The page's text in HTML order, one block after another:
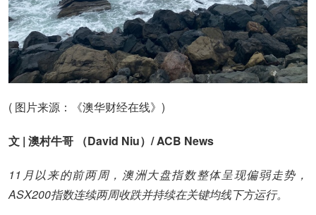
( 图片来源：《澳华财经在线》)
文 | 澳村牛哥 （David Niu）/ ACB News
11月以来的前两周，澳洲大盘指数整体呈现偏弱走势，
ASX200指数连续两周收跌并持续在关键均线下方运行。